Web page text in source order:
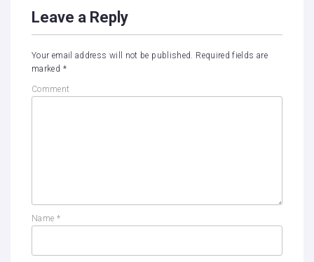
Leave a Reply
Your email address will not be published. Required fields are
marked *
Comment
Name *